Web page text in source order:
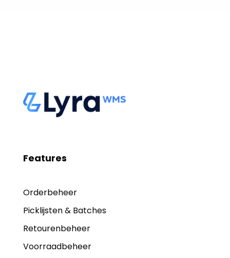
Features
Orderbeheer
Picklijsten & Batches
Retourenbeheer
Voorraadbeheer